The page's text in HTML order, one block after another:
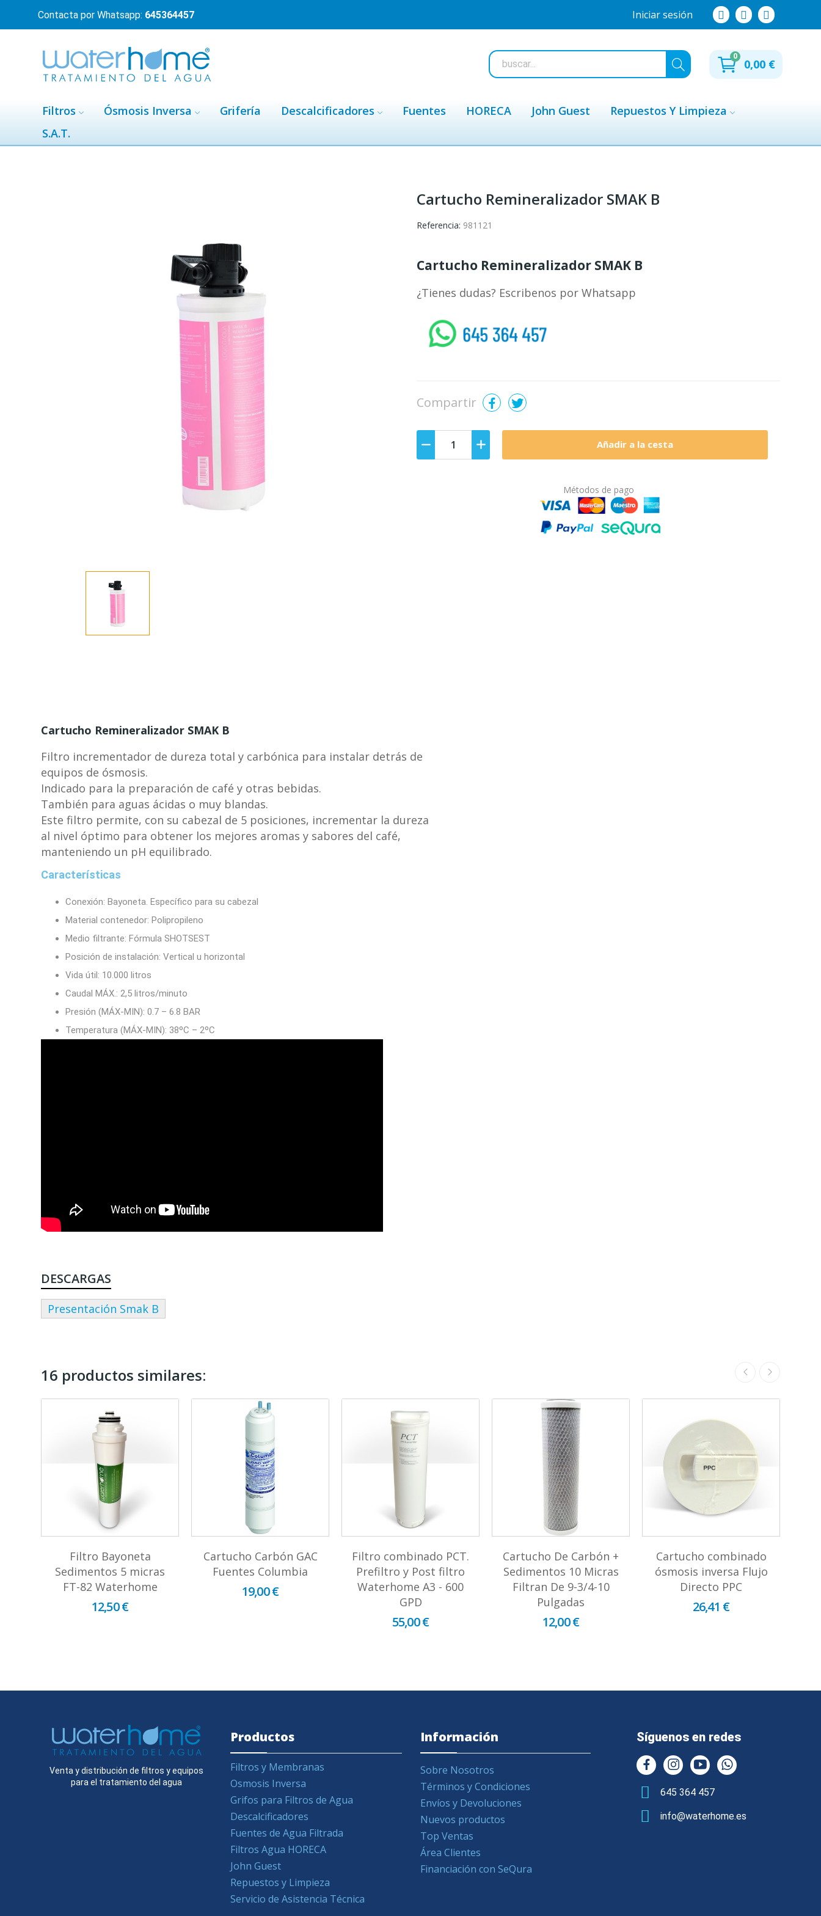
Contacta por Whatsapp: 645364457 Iniciar sesión
0,00 €
0
Filtros Ósmosis Inversa Grifería Descalcificadores Fuentes HORECA John Guest
Repuestos Y Limpieza
S.A.T.
Cartucho Remineralizador SMAK B
Referencia: 981121
Cartucho Remineralizador SMAK B
¿Tienes dudas? Escribenos por Whatsapp
whatsapp
Compartir
Añadir a la cesta
Métodos de pago
Cartucho Remineralizador SMAK B
Filtro incrementador de dureza total y carbónica para instalar detrás de
equipos de ósmosis.
Indicado para la preparación de café y otras bebidas.
También para aguas ácidas o muy blandas.
Este filtro permite, con su cabezal de 5 posiciones, incrementar la dureza
al nivel óptimo para obtener los mejores aromas y sabores del café,
manteniendo un pH equilibrado.
Características
Conexión: Bayoneta. Específico para su cabezal
Material contenedor: Polipropileno
Medio filtrante: Fórmula SHOTSEST
Posición de instalación: Vertical u horizontal
Vida útil: 10.000 litros
Caudal MÁX.: 2,5 litros/minuto
Presión (MÁX-MIN): 0.7 – 6.8 BAR
Temperatura (MÁX-MIN): 38ºC – 2ºC
DESCARGAS
Presentación Smak B
16 productos similares:
Filtro Bayoneta
Sedimentos 5 micras
FT-82 Waterhome
12,50 €
Cartucho Carbón GAC
Fuentes Columbia
19,00 €
Filtro combinado PCT.
Prefiltro y Post filtro
Waterhome A3 - 600
GPD
55,00 €
Cartucho De Carbón +
Sedimentos 10 Micras
Filtran De 9-3/4-10
Pulgadas
12,00 €
Cartucho combinado
ósmosis inversa Flujo
Directo PPC
26,41 €
Venta y distribución de filtros y equipos
para el tratamiento del agua
Productos
Filtros y Membranas
Osmosis Inversa
Grifos para Filtros de Agua
Descalcificadores
Fuentes de Agua Filtrada
Filtros Agua HORECA
John Guest
Repuestos y Limpieza
Servicio de Asistencia Técnica
Información
Sobre Nosotros
Términos y Condiciones
Envíos y Devoluciones
Nuevos productos
Top Ventas
Área Clientes
Financiación con SeQura
Síguenos en redes
645 364 457
info@waterhome.es